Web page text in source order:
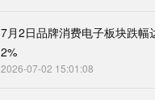
7月2日品牌消费电子板块跌幅
2%
2026-07-02 15:01:08